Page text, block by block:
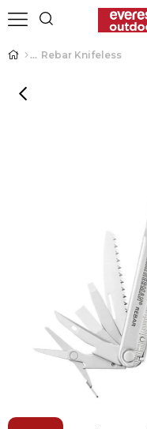
Rebar Knifeless